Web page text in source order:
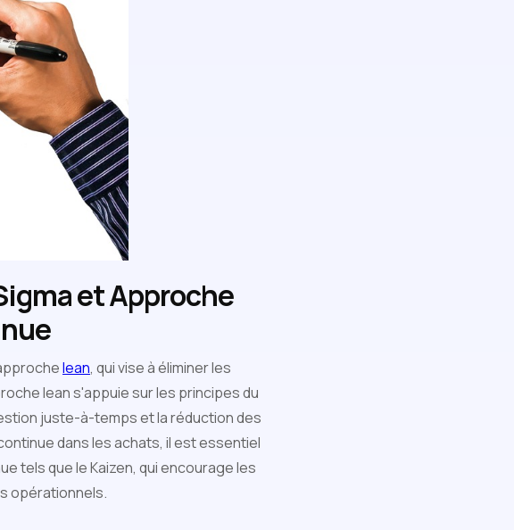
et Approche
lean, qui vise à éliminer les
lean s'appuie sur les principes du
juste-à-temps et la réduction des
dans les achats, il est essentiel
tels que le Kaizen, qui encourage les
opérationnels.